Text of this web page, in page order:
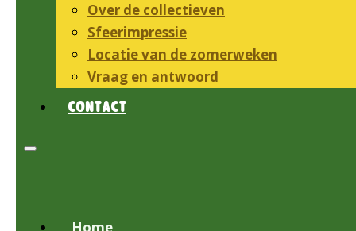
Over de collectieven
Sfeerimpressie
Locatie van de zomerweken
Vraag en antwoord
CONTACT